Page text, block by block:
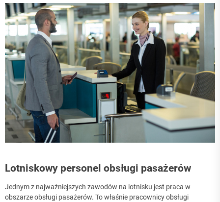
Lotniskowy personel obsługi pasażerów
Jednym z najważniejszych zawodów na lotnisku jest praca w
obszarze obsługi pasażerów. To właśnie pracownicy obsługi